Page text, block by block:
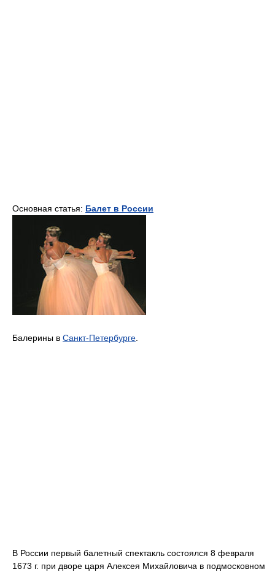
Основная статья: Балет в России
Балерины в Санкт-Петербурге
В России первый балетный спектакль состоялся 8 февраля
1673 г. при дворе царя Алексея Михайловича в подмосковном